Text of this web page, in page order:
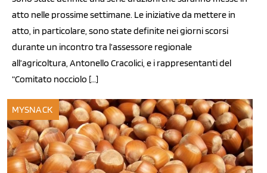
atto nelle prossime settimane. Le iniziative da mettere in
atto, in particolare, sono state definite nei giorni scorsi
durante un incontro tra l’assessore regionale
all’agricoltura, Antonello Cracolici, e i rappresentanti del
“Comitato nocciolo […]
MYSNACK